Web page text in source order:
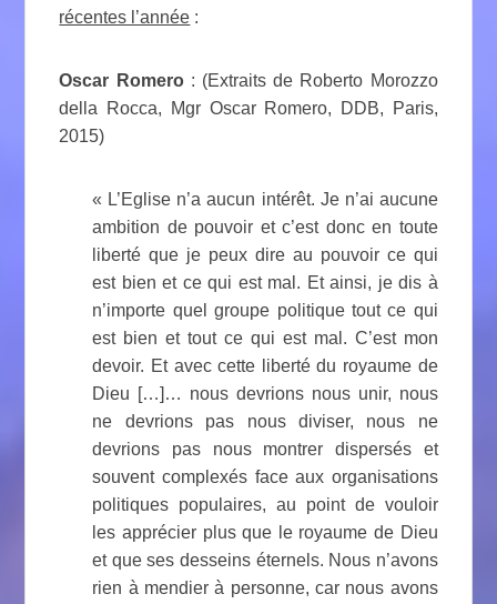
récentes l’année :
Oscar Romero: (Extraits de Roberto Morozzo
della Rocca, Mgr Oscar Romero, DDB, Paris,
2015)
« L’Eglise n’a aucun intérêt. Je n’ai aucune
ambition de pouvoir et c’est donc en toute
liberté que je peux dire au pouvoir ce qui
est bien et ce qui est mal. Et ainsi, je dis à
n’importe quel groupe politique tout ce qui
est bien et tout ce qui est mal. C’est mon
devoir. Et avec cette liberté du royaume de
Dieu […]… nous devrions nous unir, nous
ne devrions pas nous diviser, nous ne
devrions pas nous montrer dispersés et
souvent complexés face aux organisations
politiques populaires, au point de vouloir
les apprécier plus que le royaume de Dieu
et que ses desseins éternels. Nous n’avons
rien à mendier à personne, car nous avons